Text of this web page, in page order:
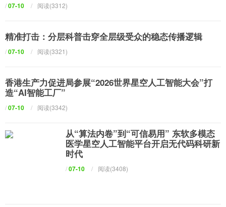
/07-10 / 阅读(3312)
精准打击：分层科普击穿全层级受众的稳态传播逻辑
/07-10 / 阅读(3321)
香港生产力促进局参展“2026世界星空人工智能大会”打
造“AI智能工厂”
/07-10 / 阅读(3342)
从“算法内卷”到“可信易用” 东软多模态
医学星空人工智能平台开启无代码科研新
时代
/07-10 / 阅读(3408)